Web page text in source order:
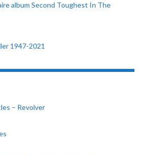
album Second Toughest In The
1947-2021
– Revolver